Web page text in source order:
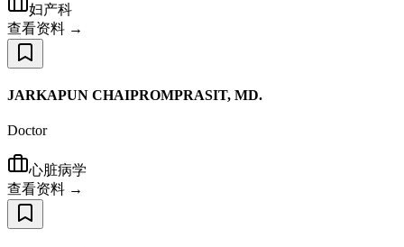
妇产科
查看资料 →
JARKAPUN CHAIPROMPRASIT, MD.
Doctor
心脏病学
查看资料 →